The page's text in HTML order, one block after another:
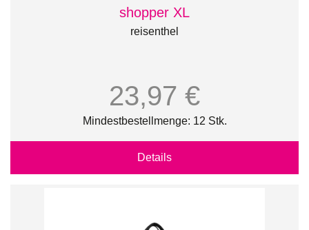
shopper XL
reisenthel
23,97 €
Mindestbestellmenge: 12 Stk.
Details